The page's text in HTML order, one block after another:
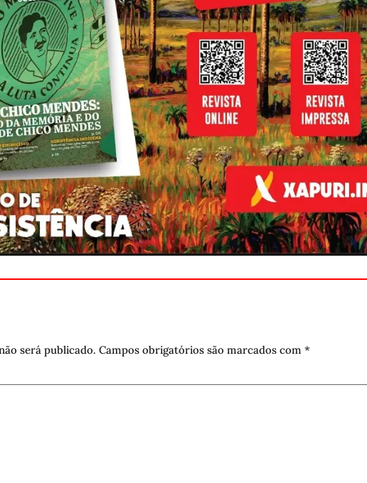
será publicado. Campos obrigatórios são marcados com *